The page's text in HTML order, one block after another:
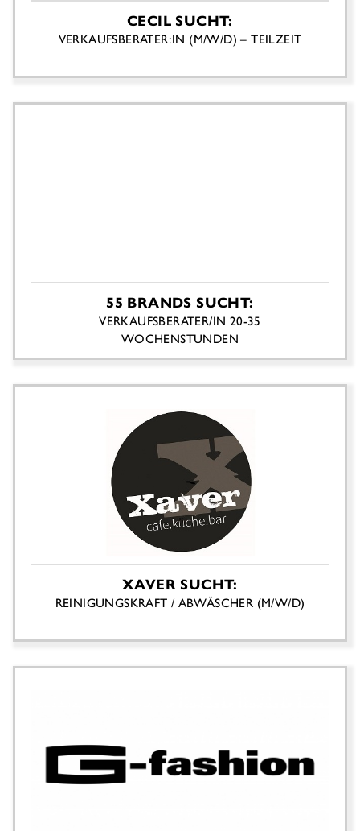
CECIL SUCHT:
VERKAUFSBERATER:IN (M/W/D) – TEILZEIT
55 BRANDS SUCHT:
VERKAUFSBERATER/IN 20-35
WOCHENSTUNDEN
XAVER SUCHT:
REINIGUNGSKRAFT / ABWÄSCHER (M/W/D)